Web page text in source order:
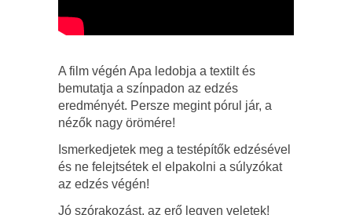
A film végén Apa ledobja a textilt és
bemutatja a színpadon az edzés
eredményét. Persze megint pórul jár, a
nézők nagy örömére!
Ismerkedjetek meg a testépítők edzésével
és ne felejtsétek el elpakolni a súlyzókat
az edzés végén!
Jó szórakozást, az erő legyen veletek!